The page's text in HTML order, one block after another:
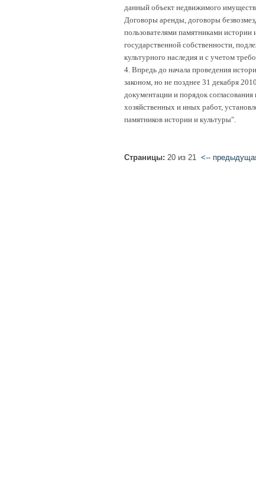
данный объект недвижимого
Договоры аренды, договоры
пользователями памятниками
государственной собственности,
культурного наследия и с учетом
4. Впредь до начала проведения
законом, но не позднее 31 декабря
документации и порядок
хозяйственных и иных работ,
памятников истории и культуры".
Страницы: 20 из 21 <--